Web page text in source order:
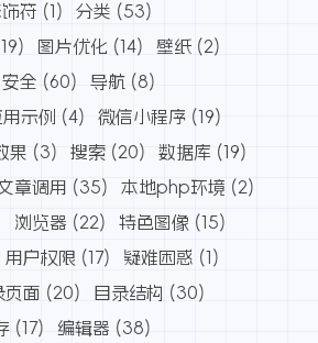
符 (1) 分类 (53)
图片优化 (14) 壁纸 (2)
安全 (60) 导航 (8)
用示例 (4) 微信小程序 (19)
果 (3) 搜索 (20) 数据库 (19)
章调用 (35) 本地php环境 (2)
浏览器 (22) 特色图像 (15)
用户权限 (17) 疑难困惑 (1)
页面 (20) 目录结构 (30)
(17) 编辑器 (38)